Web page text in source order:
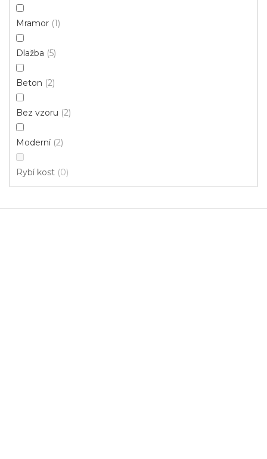
Mramor 1
Dlažba 5
Beton 2
Bez vzoru 2
Moderní 2
Rybí kost 0